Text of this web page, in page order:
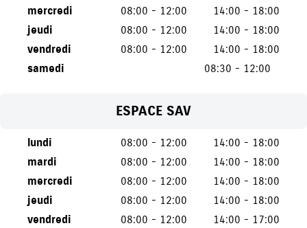
mercredi
08:00 - 12:00
14:00 - 18:00
jeudi
08:00 - 12:00
14:00 - 18:00
vendredi
08:00 - 12:00
14:00 - 18:00
samedi
08:30 - 12:00
ESPACE SAV
lundi 08:00 - 12:00
14:00 - 18:00
mardi
08:00 - 12:00
14:00 - 18:00
mercredi
08:00 - 12:00
14:00 - 18:00
jeudi
08:00 - 12:00
14:00 - 18:00
vendredi
08:00 - 12:00 14:00 - 17:00